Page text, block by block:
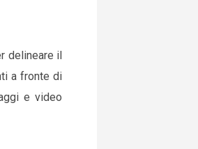
delineare il
a fronte di
e video